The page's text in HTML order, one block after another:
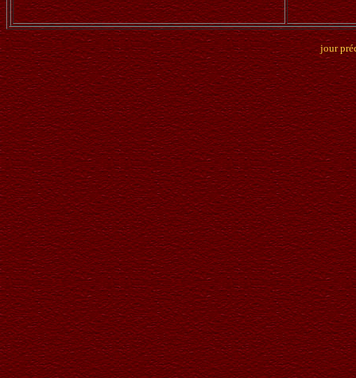
jour